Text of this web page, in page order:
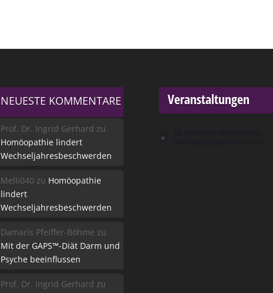
NEUESTE KOMMENTARE
Prof. Dr. Ingrid Gerhard zu
Homöopathie lindert
Wechseljahresbeschwerden
Melli040 zu Homöopathie
lindert
Wechseljahresbeschwerden
Damaris Pfeiffer-Böhme zu
Mit der GAPS™-Diät Darm und
Psyche beeinflussen
Prof. Dr. Ingrid Gerhard zu
Veranstaltungen
Hinweis